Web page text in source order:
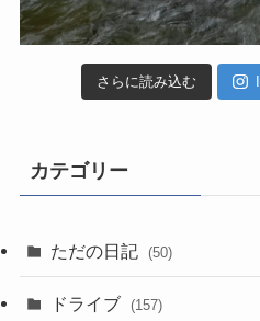
さらに読み込む
カテゴリー
ただの日記 (50)
ドライブ (157)